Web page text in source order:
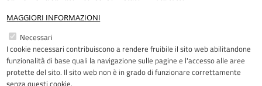
MAGGIORI INFORMAZIONI
Necessari
I cookie necessari contribuiscono a rendere fruibile il sito web abilitandone
funzionalità di base quali la navigazione sulle pagine e l'accesso alle aree
protette del sito. Il sito web non è in grado di funzionare correttamente
senza questi cookie.
Restiamo in contatto
FacebookYouTubeLinkedInInstagram